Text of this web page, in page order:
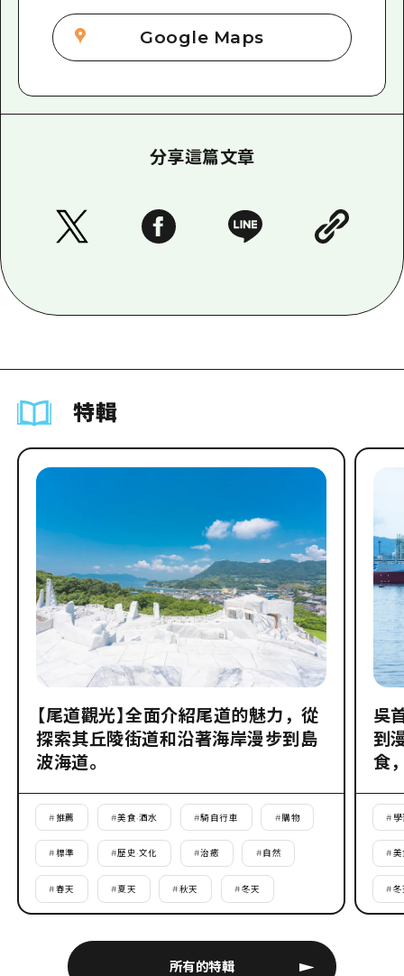
Google Maps
分享這篇文章
特輯
所有的特輯
【尾道觀光】全面介紹尾道的魅力，從
探索其丘陵街道和沿著海岸漫步到島
波海道。
#推薦 #美食·酒水 #騎自行車 #購物
#標準 #歷史·文化 #治癒 #自然
#春天 #夏天 #秋天 #冬天
吳
到
食
# 學
#美
#冬